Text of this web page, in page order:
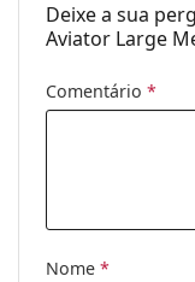
Categoria:
Uso:
Deixe a sua
Aviator Large
Comentário *
Nome *